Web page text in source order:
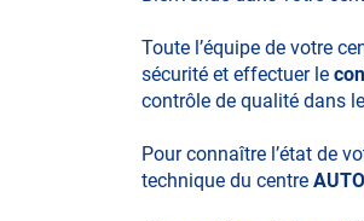
Toute l’équipe de votre
sécurité et effectuer le
contrôle de qualité dans
Pour connaître l’état de
technique du centre